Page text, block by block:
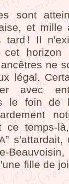
sont
et mille
tard ! Il
horizon
ne
légal.
avec
le foin de
ce temps-
”
fille de